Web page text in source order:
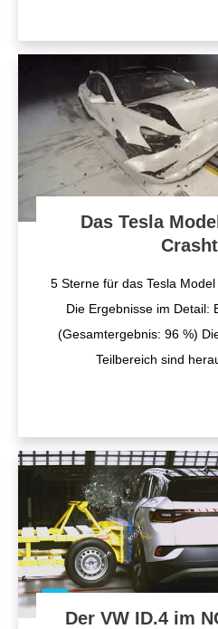
Das Tesla
5 Sterne für das Tesla
Die Ergebnisse im Detail:
(Gesamtergebnis: 96 %)
Teilbereich sind
Der VW ID.4 im